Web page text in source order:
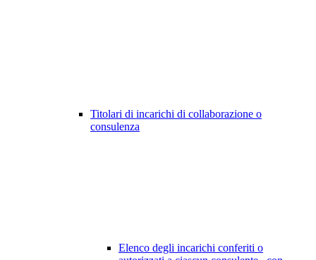
Titolari di incarichi di collaborazione o
consulenza
Elenco degli incarichi conferiti o